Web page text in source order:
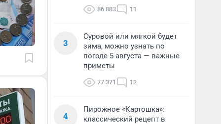
86 883 11
3
Суровой или мягкой будет
зима, можно узнать по
погоде 5 августа — важные
приметы
77 371 12
4
Пирожное «Картошка»:
классический рецепт в